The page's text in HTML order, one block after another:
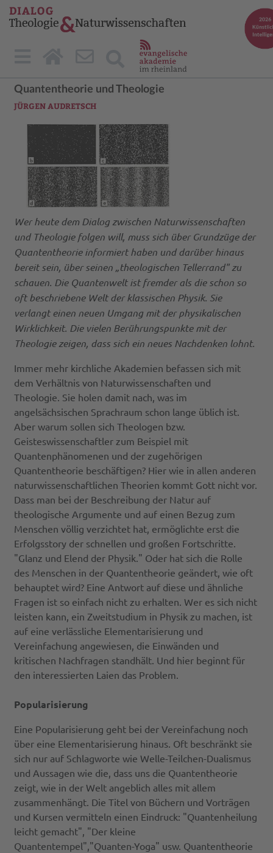
Quantentheorie und Theologie
JÜRGEN AUDRETSCH
Wer heute dem Dialog zwischen Naturwissenschaften
und Theologie folgen will, muss sich über Grundzüge der
Quantentheorie informiert haben und darüber hinaus
bereit sein, über seinen „theologischen Tellerrand" zu
schauen. Die Quantenwelt ist fremder als die schon so
oft beschriebene Welt der klassischen Physik. Sie
verlangt einen neuen Umgang mit der physikalischen
Wirklichkeit. Die vielen Berührungspunkte mit der
Theologie zeigen, dass sich ein neues Nachdenken lohnt.
Immer mehr kirchliche Akademien befassen sich mit
dem Verhältnis von Naturwissenschaften und
Theologie. Sie holen damit nach, was im
angelsächsischen Sprachraum schon lange üblich ist.
Aber warum sollen sich Theologen bzw.
Geisteswissenschaftler zum Beispiel mit
Quantenphänomenen und der zugehörigen
Quantentheorie beschäftigen? Hier wie in allen anderen
naturwissenschaftlichen Theorien kommt Gott nicht vor.
Dass man bei der Beschreibung der Natur auf
theologische Argumente und auf einen Bezug zum
Menschen völlig verzichtet hat, ermöglichte erst die
Erfolgsstory der schnellen und großen Fortschritte.
"Glanz und Elend der Physik." Oder hat sich die Rolle
des Menschen in der Quantentheorie geändert, wie oft
behauptet wird? Eine Antwort auf diese und ähnliche
Fragen ist so einfach nicht zu erhalten. Wer es sich nicht
leisten kann, ein Zweitstudium in Physik zu machen, ist
auf eine verlässliche Elementarisierung und
Vereinfachung angewiesen, die Einwänden und
kritischen Nachfragen standhält. Und hier beginnt für
den interessierten Laien das Problem.
Popularisierung
Eine Popularisierung geht bei der Vereinfachung noch
über eine Elementarisierung hinaus. Oft beschränkt sie
sich nur auf Schlagworte wie Welle-Teilchen-Dualismus
und Aussagen wie die, dass uns die Quantentheorie
zeigt, wie in der Welt angeblich alles mit allem
zusammenhängt. Die Titel von Büchern und Vorträgen
und Kursen vermitteln einen Eindruck: "Quantenheilung
leicht gemacht", "Der kleine
Quantentempel","Quanten-Yoga" usw. Quantentheorie